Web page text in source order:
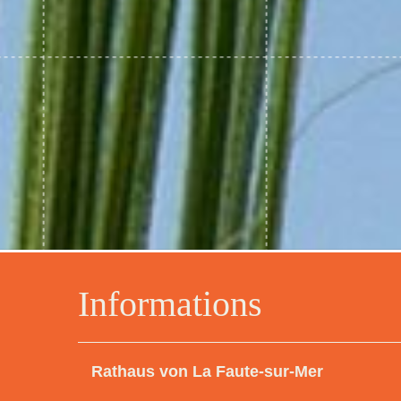
Informations
Rathaus von La Faute-sur-Mer